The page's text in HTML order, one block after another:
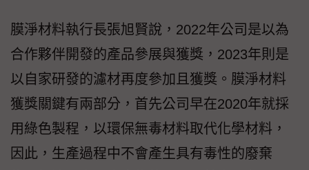
膜淨材料執行長張旭賢說，2022年公司是以為
合作夥伴開發的產品參展與獲獎，2023年則是
以自家研發的濾材再度參加且獲獎。膜淨材料
獲獎關鍵有兩部分，首先公司早在2020年就採
用綠色製程，以環保無毒材料取代化學材料，
因此，生產過程中不會產生具有毒性的廢棄